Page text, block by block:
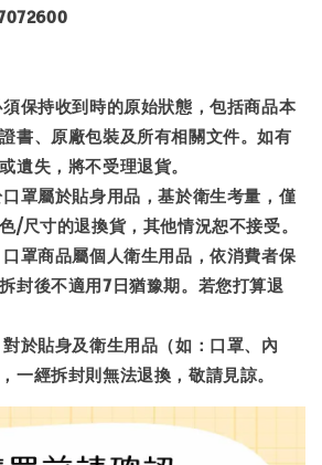
保持收到時的原始狀態，包括商品本
書、原廠包裝及所有相關文件。如有
遺失，將不受理退貨。
罩屬於貼身用品，基於衛生考量，僅
/尺寸的退換貨，其他情況恕不接受。
罩商品屬個人衛生用品，依消費者保
封後不適用7日猶豫期。若您打算退
於貼身及衛生用品（如：口罩、內
一經拆封則無法退換，敬請見諒。